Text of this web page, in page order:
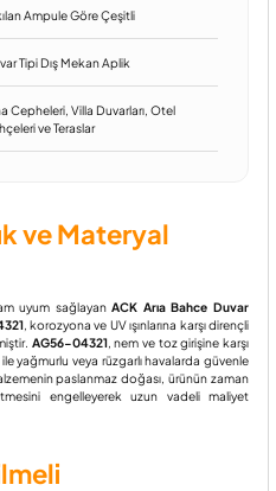
Ampule Göre Çeşitli
Tipi Dış Mekan Aplik
Cepheleri, Villa Duvarları, Otel
ve Teraslar
ve Materyal
uyum sağlayanACK Arıa Bahce Duvar
, korozyona ve UV ışınlarına karşı dirençli
AG56-04321, nem ve toz girişine karşı
yağmurlu veya rüzgarlı havalarda güvenle
paslanmaz doğası, ürünün zaman
engelleyerek uzun vadeli maliyet